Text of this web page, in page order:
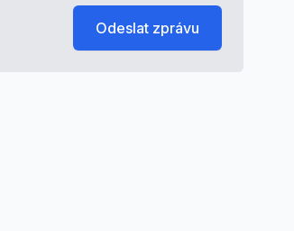
Odeslat zprávu